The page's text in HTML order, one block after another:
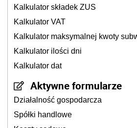
Kalkulator składek ZUS
Kalkulator VAT
Kalkulator maksymalnej kwoty
Kalkulator ilości dni
Kalkulator dat
Aktywne formularze
Działalność gospodarcza
Spółki handlowe